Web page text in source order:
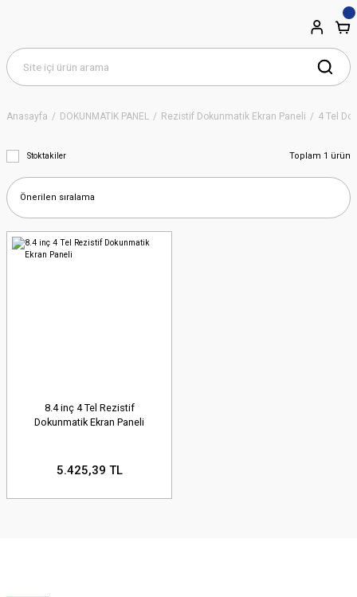
Anasayfa DOKUNMATİK PANEL Rezistif Dokunmatik Ekran Paneli 4 Tel
Stoktakiler Toplam 1 ürün
8.4 inç 4 Tel Rezistif
Dokunmatik Ekran Paneli
5.425,39 TL